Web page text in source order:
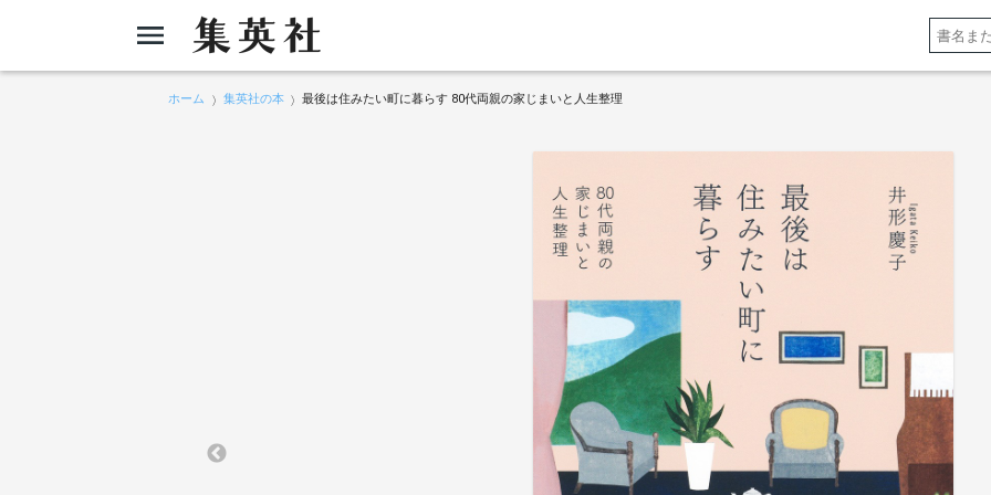
ホーム 集英社の本 最後は住みたい町に暮らす 80代両親の家じまいと人生整理